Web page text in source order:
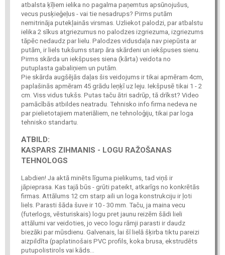
atbalsta ķīļiem ielika no pagalma paņemtus apsūnojušus,
vecus pusķieģeļus - vai tie nesadrups? Pirms putām
nemitrināja putekļainās virsmas. Uzliekot palodzi, par atbalstu
ielika 2 sīkus atgriezumus no palodzes izgriezuma, izgriezums
tāpēc nedaudz par lielu. Palodzes vidusdaļa nav piepūsta ar
putām, ir liels tukšums starp āra skārdeni un iekšpuses sienu.
Pirms skārda un iekšpuses siena (kārta) veidota no
putuplasta gabaliņiem un putām.
Pie skārda augšējās daļas šis veidojums ir tikai apmēram 4cm,
paplašinās apmēram 45 grādu leņķī uz leju. Iekšpusē tikai 1 - 2
cm. Viss vidus tukšs. Putas taču ātri sadrūp, tā drīkst? Video
pamācībās atbildes neatradu. Tehnisko info firma nedeva ne
par pielietotajiem materiāliem, ne tehnoloģiju, tikai par loga
tehnisko standartu.
ATBILD:
KASPARS ZIHMANIS - LOGU RAŽOŠANAS
TEHNOLOGS
Labdien! Ja aktā minēts līguma pielikums, tad viņš ir
jāpieprasa. Kas tajā būs - grūti pateikt, atkarīgs no konkrētās
firmas. Attālums 12 cm starp aili un loga konstrukciju ir ļoti
liels. Parasti šāda šuve ir 10 - 30 mm. Taču, ja maina vecu
(futerlogs, vēsturiskais) logu pret jaunu reizēm šādi lieli
attālumi var veidoties, jo veco logu rāmji parasti ir daudz
biezāki par mūsdienu. Galvenais, lai šī lielā šķirba tiktu pareizi
aizpildīta (paplatinošais PVC profils, koka brusa, ekstrudēts
putupolistirols vai kāds...